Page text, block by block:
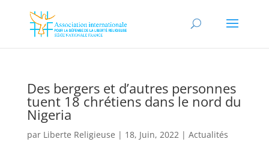
Des bergers et d’autres personnes
tuent 18 chrétiens dans le nord du
Nigeria
par Liberte Religieuse | 18, Juin, 2022| Actualités